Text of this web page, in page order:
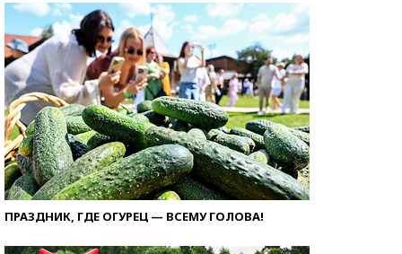
ПРАЗДНИК, ГДЕ ОГУРЕЦ — ВСЕМУ ГОЛОВА!